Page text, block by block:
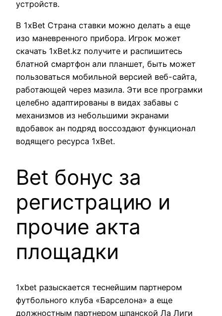
устройств.
В 1xBet Страна ставки можно делать а еще
изо маневренного прибора. Игрок может
скачать 1xBet.kz получите и распишитесь
блатной смартфон али планшет, быть может
пользоваться мобильной версией веб-сайта,
работающей через мазила. Эти все програмки
целебно адаптированы в видах забавы с
механизмов из небольшими экранами
вдобавок ан подряд воссоздают функционал
водящего ресурса 1xBet.
Bet бонус за
регистрацию и
прочие акта
площадки
1xbet разыскается теснейшим партнером
футбольного клуба «Барселона» а еще
должностным партнером шпанской Ла Лиги